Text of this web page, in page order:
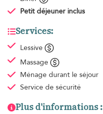
Petit déjeuner inclus
Services:
Lessive
Massage
Ménage durant le séjour
Service de sécurité
Plus d'informations :